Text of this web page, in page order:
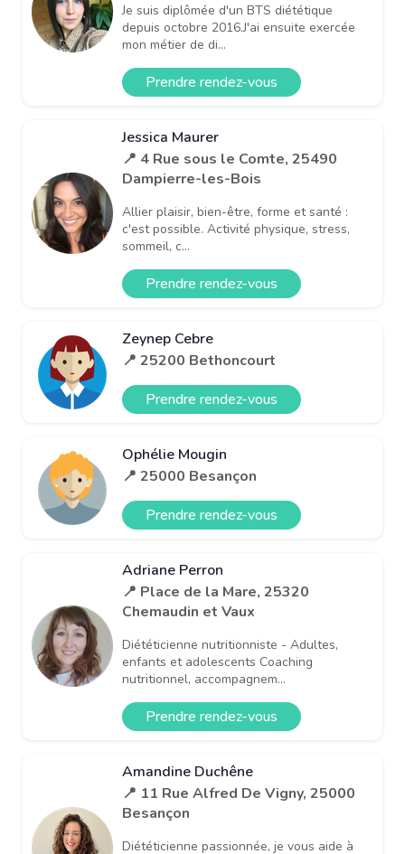
Je suis diplômée d'un BTS diététique
depuis octobre 2016.J'ai ensuite exercée
mon métier de di...
Prendre rendez-vous
Jessica Maurer
📍 4 Rue sous le Comte, 25490
Dampierre-les-Bois
Allier plaisir, bien-être, forme et santé :
c'est possible. Activité physique, stress,
sommeil, c...
Prendre rendez-vous
Zeynep Cebre
📍 25200 Bethoncourt
Prendre rendez-vous
Ophélie Mougin
📍 25000 Besançon
Prendre rendez-vous
Adriane Perron
📍 Place de la Mare, 25320
Chemaudin et Vaux
Diététicienne nutritionniste - Adultes,
enfants et adolescents Coaching
nutritionnel, accompagnem...
Prendre rendez-vous
Amandine Duchêne
📍 11 Rue Alfred De Vigny, 25000
Besançon
Diététicienne passionnée, je vous aide à